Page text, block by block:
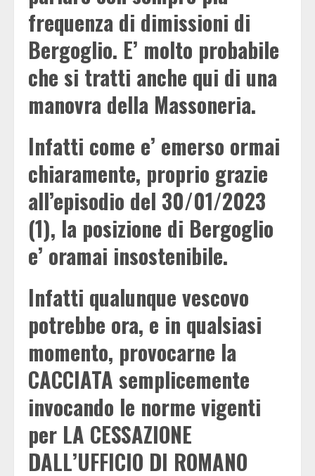
frequenza di dimissioni di
Bergoglio. E’ molto probabile
che si tratti anche qui di una
manovra della Massoneria.
Infatti come e’ emerso ormai
chiaramente, proprio grazie
all’episodio del 30/01/2023
(1), la posizione di Bergoglio
e’ oramai insostenibile.
Infatti qualunque vescovo
potrebbe ora, e in qualsiasi
momento, provocarne la
CACCIATA semplicemente
invocando le norme vigenti
per LA CESSAZIONE
DALL’UFFICIO DI ROMANO